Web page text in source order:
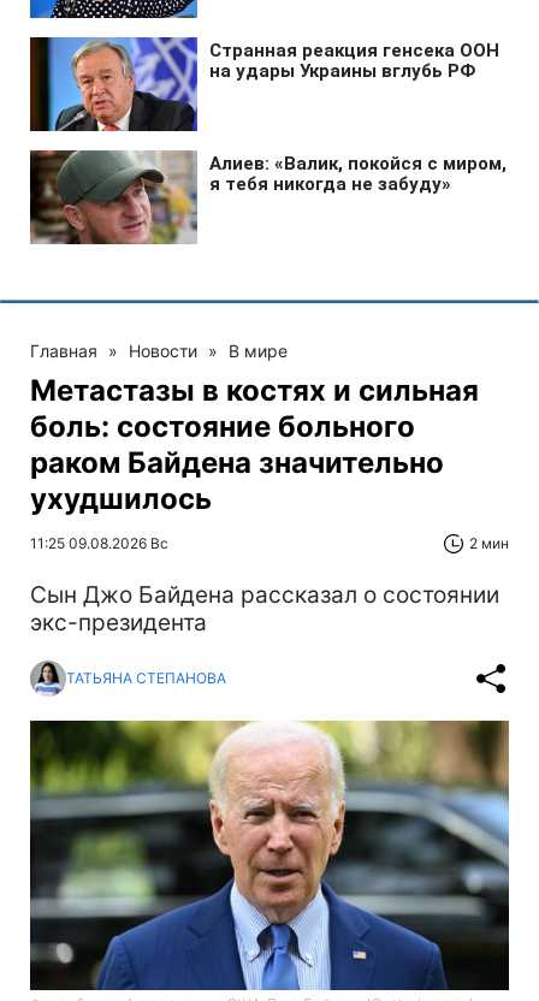
Главная » Новости » В мире
Метастазы в костях и сильная
боль: состояние больного
раком Байдена значительно
ухудшилось
11:25 09.08.2026 Вс 2 мин
Сын Джо Байдена рассказал о состоянии
экс-президента
ТАТЬЯНА СТЕПАНОВА